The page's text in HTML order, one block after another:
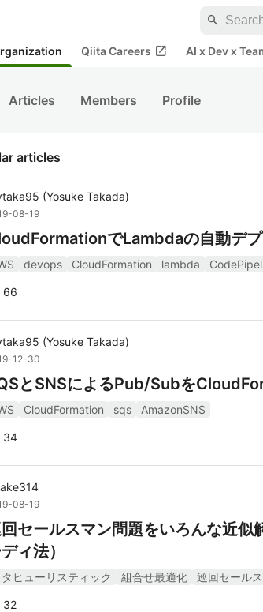
search
Qiita Careers open_in_new AI x Dev x
Articles Members Profile
articles
(Yosuke Takada)
08-19
でLambdaの自動デ
devops CloudFormation lambda
66
(Yosuke Takada)
12-30
とSNSによるPub/Subを
CloudFormation sqs AmazonSNS
34
08-19
セールスマン問題をいろんな近似
ィ法）
タヒューリスティック 組合せ最適化 巡回セール
32